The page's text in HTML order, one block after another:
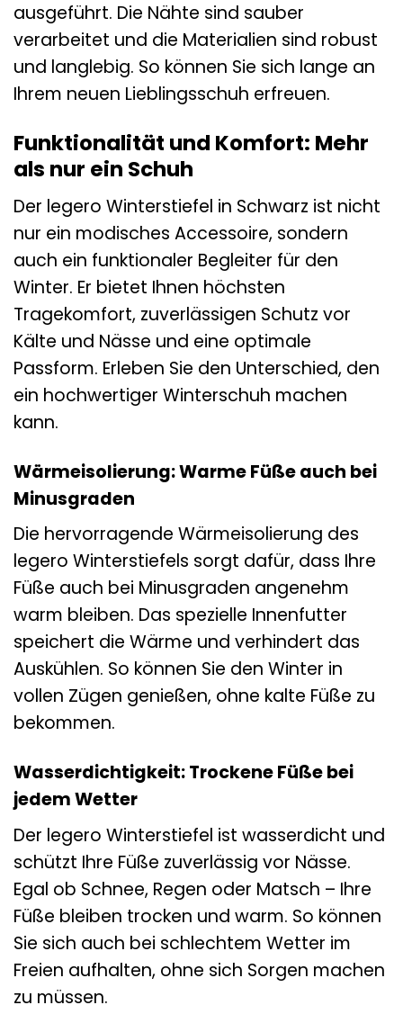
ausgeführt. Die Nähte sind sauber
verarbeitet und die Materialien sind robust
und langlebig. So können Sie sich lange an
Ihrem neuen Lieblingsschuh erfreuen.
Funktionalität und Komfort: Mehr
als nur ein Schuh
Der legero Winterstiefel in Schwarz ist nicht
nur ein modisches Accessoire, sondern
auch ein funktionaler Begleiter für den
Winter. Er bietet Ihnen höchsten
Tragekomfort, zuverlässigen Schutz vor
Kälte und Nässe und eine optimale
Passform. Erleben Sie den Unterschied, den
ein hochwertiger Winterschuh machen
kann.
Wärmeisolierung: Warme Füße auch bei
Minusgraden
Die hervorragende Wärmeisolierung des
legero Winterstiefels sorgt dafür, dass Ihre
Füße auch bei Minusgraden angenehm
warm bleiben. Das spezielle Innenfutter
speichert die Wärme und verhindert das
Auskühlen. So können Sie den Winter in
vollen Zügen genießen, ohne kalte Füße zu
bekommen.
Wasserdichtigkeit: Trockene Füße bei
jedem Wetter
Der legero Winterstiefel ist wasserdicht und
schützt Ihre Füße zuverlässig vor Nässe.
Egal ob Schnee, Regen oder Matsch – Ihre
Füße bleiben trocken und warm. So können
Sie sich auch bei schlechtem Wetter im
Freien aufhalten, ohne sich Sorgen machen
zu müssen.